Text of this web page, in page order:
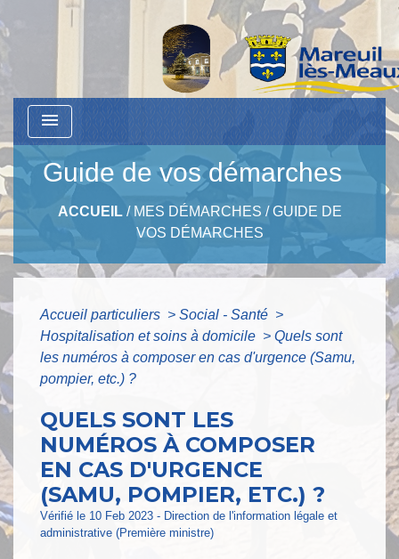
menu
Guide de vos démarches
ACCUEIL/ MES DÉMARCHES /GUIDE DE
VOS DÉMARCHES
Accueil particuliers > Social - Santé >
Hospitalisation et soins à domicile > Quels sont
les numéros à composer en cas d'urgence (Samu,
pompier, etc.) ?
QUELS SONT LES
NUMÉROS À COMPOSER
EN CAS D'URGENCE
(SAMU, POMPIER, ETC.) ?
Vérifié le 10 Feb 2023 - Direction de l'information légale et
administrative (Première ministre)